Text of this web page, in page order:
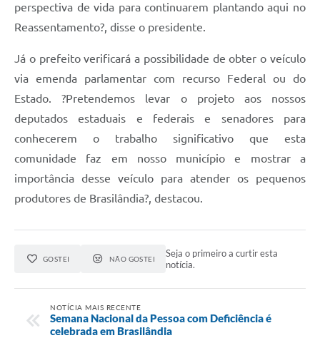
perspectiva de vida para continuarem plantando aqui no
Reassentamento?, disse o presidente.
Já o prefeito verificará a possibilidade de obter o veículo
via emenda parlamentar com recurso Federal ou do
Estado. ?Pretendemos levar o projeto aos nossos
deputados estaduais e federais e senadores para
conhecerem o trabalho significativo que esta
comunidade faz em nosso município e mostrar a
importância desse veículo para atender os pequenos
produtores de Brasilândia?, destacou.
GOSTEI NÃO GOSTEI
Seja o primeiro a curtir esta
notícia.
NOTÍCIA MAIS RECENTE
Semana Nacional da Pessoa com Deficiência é
celebrada em Brasilândia